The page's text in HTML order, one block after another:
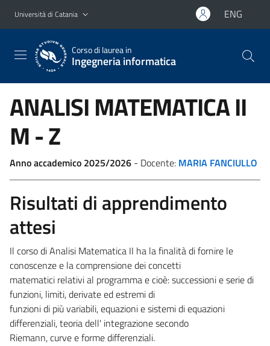
Vai al contenuto principale
Vai al menu di navigazione
Università di Catania ENG
Corso di laurea in
Ingegneria informatica
ANALISI MATEMATICA II
M - Z
Anno accademico 2025/2026 - Docente: MARIA FANCIULLO
Risultati di apprendimento
attesi
Il corso di Analisi Matematica II ha la finalità di fornire le
conoscenze e la comprensione dei concetti
matematici relativi al programma e cioè: successioni e serie di
funzioni, limiti, derivate ed estremi di
funzioni di più variabili, equazioni e sistemi di equazioni
differenziali, teoria dell' integrazione secondo
Riemann, curve e forme differenziali.